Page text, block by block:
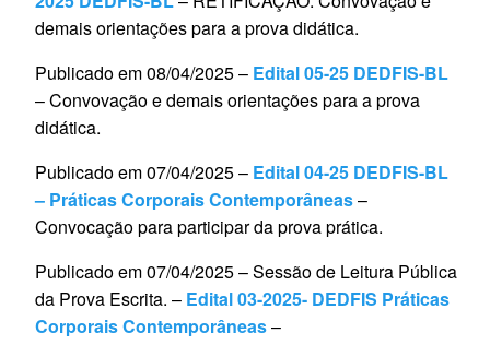
demais orientações para a prova didática.
Publicado em 08/04/2025 – Edital 05-25 DEDFIS-BL
– Convovação e demais orientações para a prova
didática.
Publicado em 07/04/2025 – Edital 04-25 DEDFIS-BL
– Práticas Corporais Contemporâneas–
Convocação para participar da prova prática.
Publicado em 07/04/2025 – Sessão de Leitura Pública
da Prova Escrita. – Edital 03-2025- DEDFIS Práticas
Corporais Contemporâneas–